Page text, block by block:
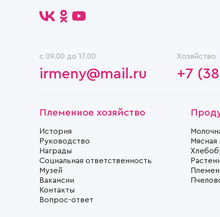
c 09.00 до 17.00
irmeny@mail.ru
Хозяйство
+7
Племенное хозяйство
История
Руководство
Награды
Социальная ответственность
Музей
Вакансии
Контакты
Вопрос-ответ